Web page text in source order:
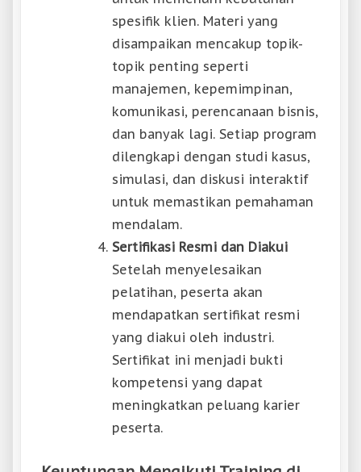
spesifik klien. Materi yang
disampaikan mencakup topik-
topik penting seperti
manajemen, kepemimpinan,
komunikasi, perencanaan bisnis,
dan banyak lagi. Setiap program
dilengkapi dengan studi kasus,
simulasi, dan diskusi interaktif
untuk memastikan pemahaman
mendalam.
Sertifikasi Resmi dan Diakui
Setelah menyelesaikan
pelatihan, peserta akan
mendapatkan sertifikat resmi
yang diakui oleh industri.
Sertifikat ini menjadi bukti
kompetensi yang dapat
meningkatkan peluang karier
peserta.